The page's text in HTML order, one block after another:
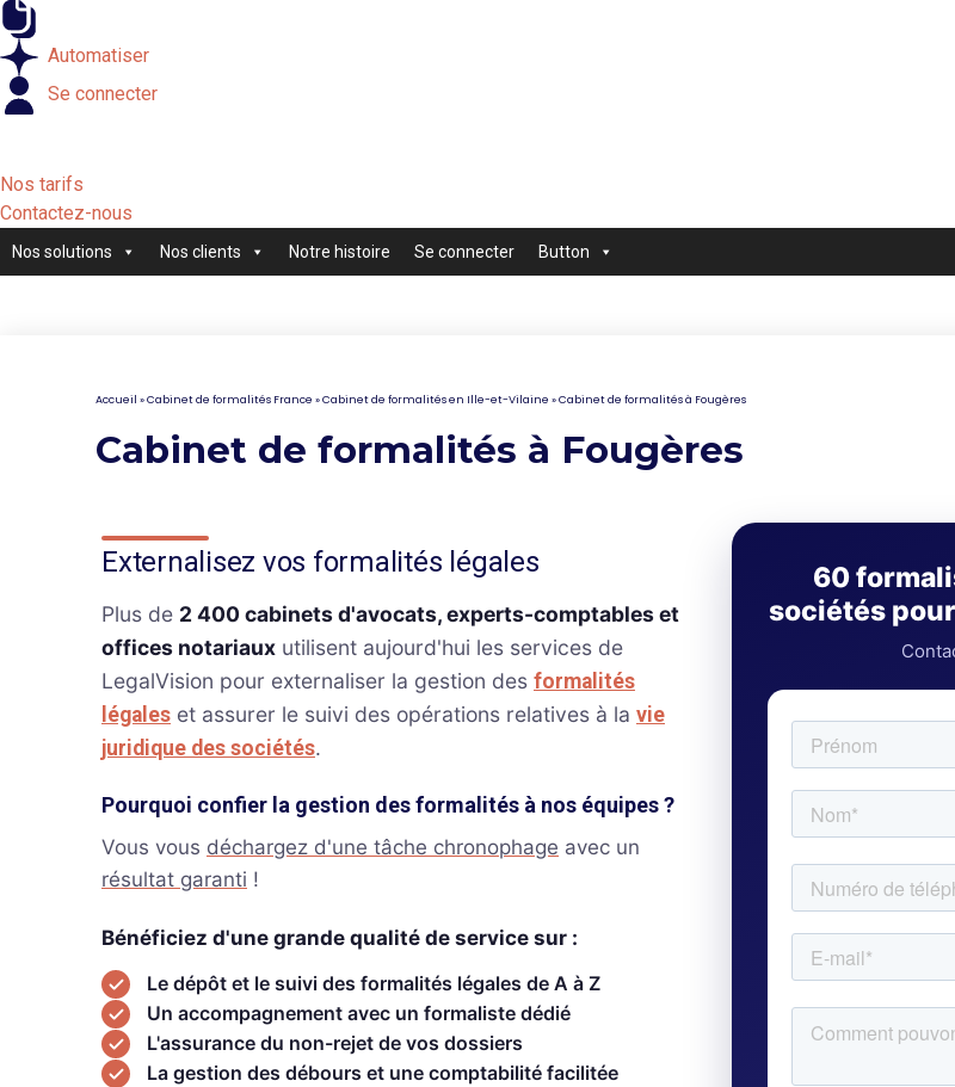
Automatiser
Se connecter
Nos tarifs
Contactez-nous
Nos solutions Nos clients Notre histoire Se connecter Button
Accueil »Cabinet de formalités France »Cabinet de formalités en Ille-et-Vilaine »Cabinet de formalités à Fougères
Cabinet de formalités à Fougères
Externalisez vos formalités légales
Plus de 2 400 cabinets d'avocats, experts-comptables et
offices notariaux utilisent aujourd'hui les services de
LegalVision pour externaliser la gestion des formalités
légales et assurer le suivi des opérations relatives à la vie
juridique des sociétés.
Pourquoi confier la gestion des formalités à nos équipes ?
Vous vous déchargez d'une tâche chronophage avec un
résultat garanti !
Bénéficiez d'une grande qualité de service sur :
Le dépôt et le suivi des formalités légales de A à Z
Un accompagnement avec un formaliste dédié
L'assurance du non-rejet de vos dossiers
La gestion des débours et une comptabilité facilitée
60
sociétés